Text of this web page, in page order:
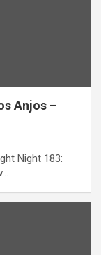
Anjos –
Night 183: